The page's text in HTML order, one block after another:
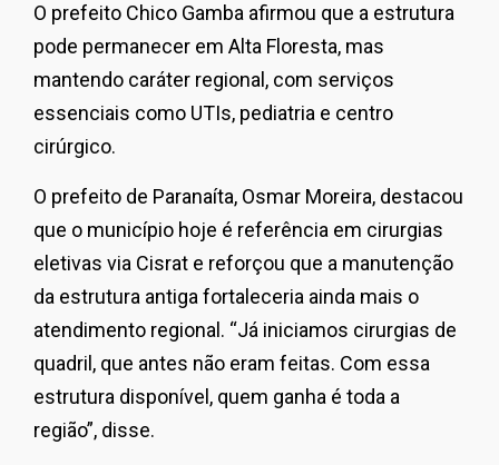
O prefeito Chico Gamba afirmou que a estrutura
pode permanecer em Alta Floresta, mas
mantendo caráter regional, com serviços
essenciais como UTIs, pediatria e centro
cirúrgico.
O prefeito de Paranaíta, Osmar Moreira, destacou
que o município hoje é referência em cirurgias
eletivas via Cisrat e reforçou que a manutenção
da estrutura antiga fortaleceria ainda mais o
atendimento regional. “Já iniciamos cirurgias de
quadril, que antes não eram feitas. Com essa
estrutura disponível, quem ganha é toda a
região”, disse.